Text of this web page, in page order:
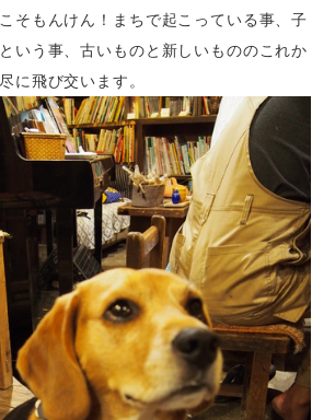
そもんけん！まちで起こっている事、子
いう事、古いものと新しいもののこれか
に飛び交います。